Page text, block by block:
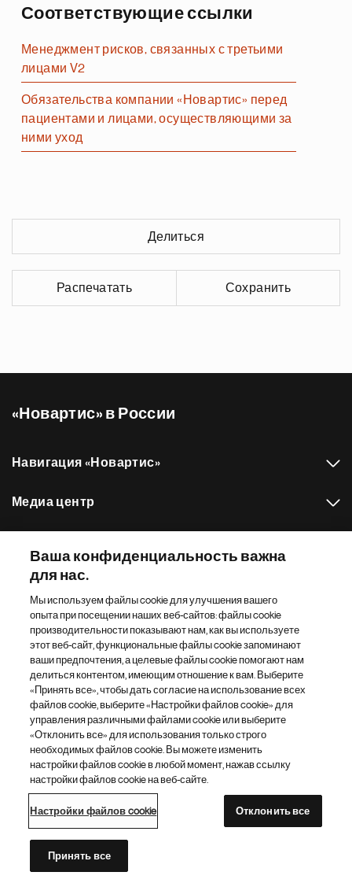
Соответствующие ссылки
Менеджмент рисков, связанных с третьими
лицами V2
Обязательства компании «Новартис» перед
пациентами и лицами, осуществляющими за
ними уход
Делиться
Распечатать Сохранить
«Новартис» в России
Навигация «Новартис»
Медиа центр
Другие сайты «Новартис»
Footer Site Search
Footer
Bottom
© 2026 Novartis AG
Политика конфиденциальности
Правила использования
Настройки файлов cookie
Карта сайта
Доступность Интернета
Каталог сайтов «Новартис»
Этот сайт предназначен для граждан Российской Федерации
Ваша конфиденциальность важна
для нас.
Мы используем файлы cookie для улучшения вашего
опыта при посещении наших веб-сайтов: файлы cookie
производительности показывают нам, как вы используете
этот веб-сайт, функциональные файлы cookie запоминают
ваши предпочтения, а целевые файлы cookie помогают нам
делиться контентом, имеющим отношение к вам. Выберите
«Принять все», чтобы дать согласие на использование всех
файлов cookie, выберите «Настройки файлов cookie» для
управления различными файлами cookie или выберите
«Отклонить все» для использования только строго
необходимых файлов cookie. Вы можете изменить
настройки файлов cookie в любой момент, нажав ссылку
настройки файлов cookie на веб-сайте.
Настройки файлов cookie Отклонить все
Принять все